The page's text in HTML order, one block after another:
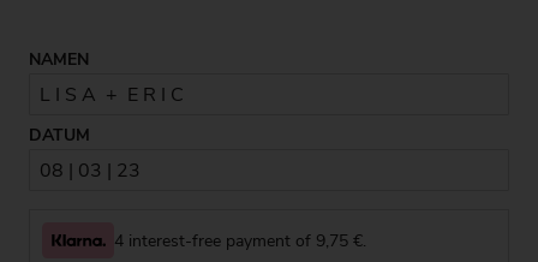
NAMEN
DATUM
4 interest-free payment of 9,75 €.